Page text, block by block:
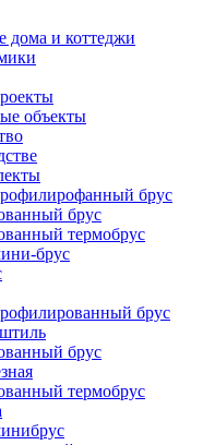
дома и коттеджи
объекты
брус
брус
термобрус
брус
брус
брус
термобрус